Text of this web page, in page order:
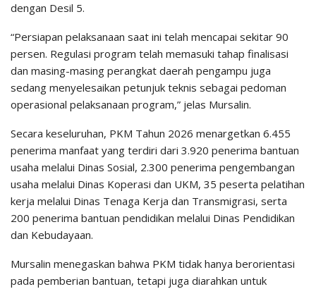
dengan Desil 5.
“Persiapan pelaksanaan saat ini telah mencapai sekitar 90
persen. Regulasi program telah memasuki tahap finalisasi
dan masing-masing perangkat daerah pengampu juga
sedang menyelesaikan petunjuk teknis sebagai pedoman
operasional pelaksanaan program,” jelas Mursalin.
Secara keseluruhan, PKM Tahun 2026 menargetkan 6.455
penerima manfaat yang terdiri dari 3.920 penerima bantuan
usaha melalui Dinas Sosial, 2.300 penerima pengembangan
usaha melalui Dinas Koperasi dan UKM, 35 peserta pelatihan
kerja melalui Dinas Tenaga Kerja dan Transmigrasi, serta
200 penerima bantuan pendidikan melalui Dinas Pendidikan
dan Kebudayaan.
Mursalin menegaskan bahwa PKM tidak hanya berorientasi
pada pemberian bantuan, tetapi juga diarahkan untuk